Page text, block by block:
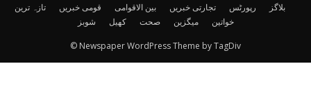
تازہ ترین قومی خبریں بین الاقوامی تجارتی خبریں رپورٹس
بلاگز
شوبز
کھیل صحت میگزین خواتین
© Newspaper WordPress Theme by TagDiv